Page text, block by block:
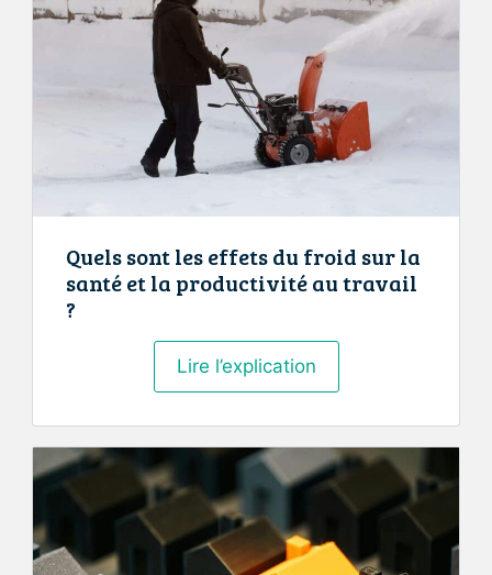
bonnes
pratiques
Quels sont les effets du froid sur la
santé et la productivité au travail
?
Lire l’explicationQuels
sont
les
effets
du
froid
la